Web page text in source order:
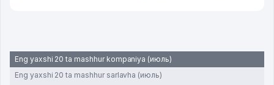
Eng yaxshi 20 ta mashhur kompaniya (июль)
Eng yaxshi 20 ta mashhur sarlavha (июль)